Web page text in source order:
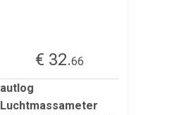
€ 32.66
autlog
Luchtmassameter